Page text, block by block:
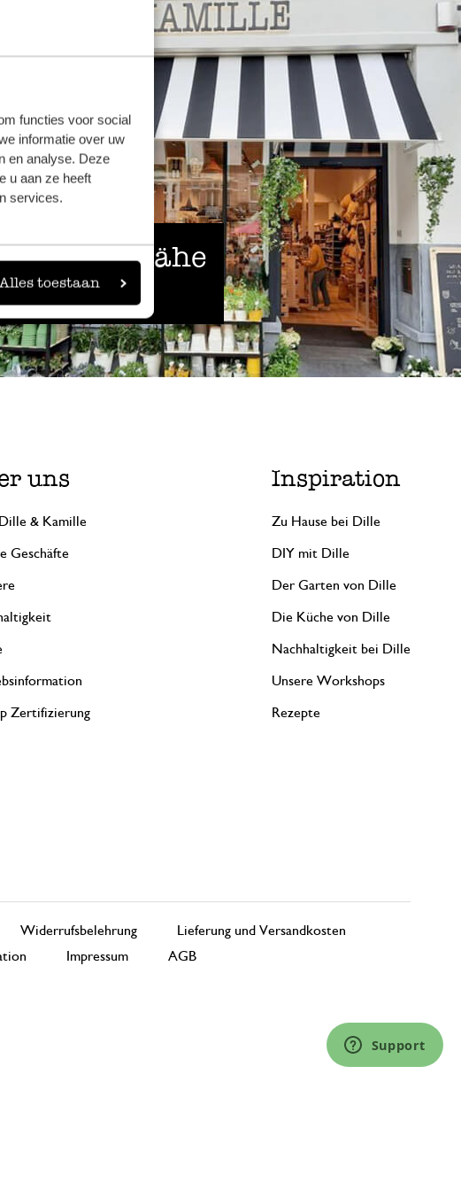
functies voor social
informatie over uw
en analyse. Deze
u aan ze heeft
services.
toestaan
in der Nähe
uns
& Kamille
Geschäfte
Zertifizierung
Inspiration
Zu Hause bei Dille
DIY mit Dille
Der Garten von Dille
Die Küche von Dille
Nachhaltigkeit bei Dille
Unsere Workshops
Rezepte
Widerrufsbelehrung
Lieferung und Versandkosten
Impressum AGB
Support